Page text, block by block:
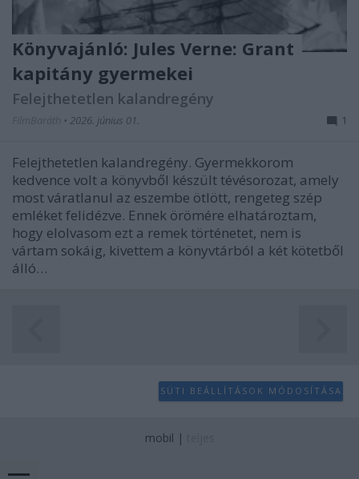
Könyvajánló: Jules Verne: Grant
kapitány gyermekei
Felejthetetlen kalandregény
• 2026. június 01. 1
Felejthetetlen kalandregény. Gyermekkorom
kedvence volt a könyvből készült tévésorozat, amely
most váratlanul az eszembe ötlött, rengeteg szép
emléket felidézve. Ennek örömére elhatároztam,
hogy elolvasom ezt a remek történetet, nem is
vártam sokáig, kivettem a könyvtárból a két kötetből
álló…
SÜTI BEÁLLÍTÁSOK MÓDOSÍTÁSA
mobil |